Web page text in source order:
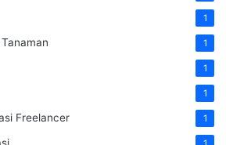
1
1
1
1
Freelancer 1